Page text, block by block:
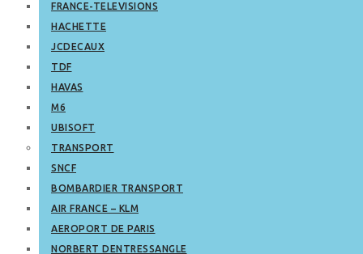
FRANCE-TELEVISIONS
HACHETTE
JCDECAUX
TDF
HAVAS
M6
UBISOFT
TRANSPORT
SNCF
BOMBARDIER TRANSPORT
AIR FRANCE – KLM
AEROPORT DE PARIS
NORBERT DENTRESSANGLE